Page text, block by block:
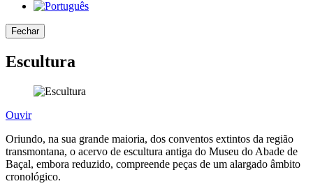
Fechar
Escultura
Ouvir
Oriundo, na sua grande maioria, dos conventos extintos da região
transmontana, o acervo de escultura antiga do Museu do Abade de
Baçal, embora reduzido, compreende peças de um alargado âmbito
cronológico.